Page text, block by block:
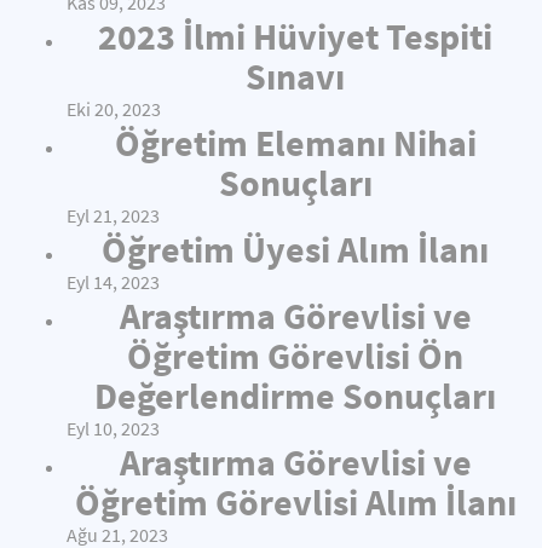
2023 İlmi Hüviyet Tespiti
Sınavı
Eki 20, 2023
Öğretim Elemanı Nihai
Sonuçları
Eyl 21, 2023
Öğretim Üyesi Alım İlanı
Eyl 14, 2023
Araştırma Görevlisi ve
Öğretim Görevlisi Ön
Değerlendirme Sonuçları
Eyl 10, 2023
Araştırma Görevlisi ve
Öğretim Görevlisi Alım İlanı
Ağu 21, 2023